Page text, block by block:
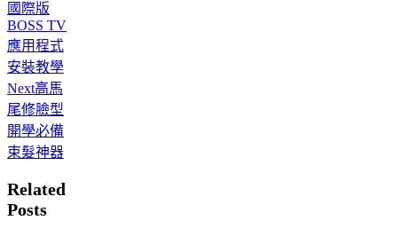
國際版
BOSS TV
應用程式
安裝教學
Next高馬
尾修臉型
開學必備
束髮神器
Related
Posts